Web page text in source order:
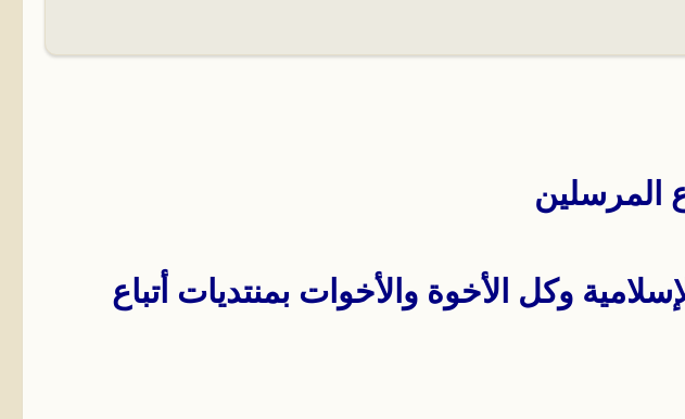
المرسلين
وكل الأخوة والأخوات بمنتديات أتباع